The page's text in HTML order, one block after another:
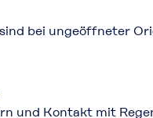
sind bei ungeöffneter
und Kontakt mit